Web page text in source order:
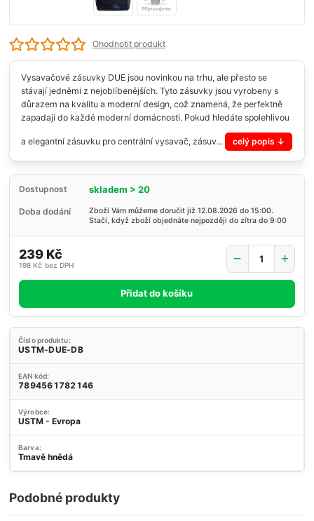
Ohodnotit produkt
Vysavačové zásuvky DUE jsou novinkou na trhu, ale přesto se
stávají jedněmi z nejoblíbenějších. Tyto zásuvky jsou vyrobeny s
důrazem na kvalitu a moderní design, což znamená, že perfektně
zapadají do každé moderní domácnosti. Pokud hledáte spolehlivou
a elegantní zásuvku pro centrální vysavač, zásuv... celý popis
Dostupnost skladem > 20
Doba dodání
Zboží Vám můžeme doručit již 12.08.2026 do 15:00.
Stačí, když zboží objednáte nejpozději do zítra do 9:00
239 Kč
198 Kč bez DPH
Přidat do košíku
Číslo produktu:
USTM-DUE-DB
EAN kód:
7894561782146
Výrobce:
USTM - Evropa
Barva:
Tmavě hnědá
Podobné produkty